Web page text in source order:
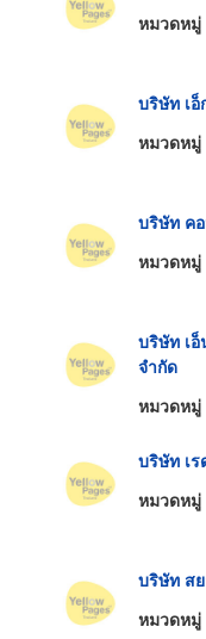
หมวดหมู่
บริษัท เ
หมวดหมู่
บริษัท ค
หมวดหมู่
บริษัท เ
จำกัด
หมวดหมู่
บริษัท เ
หมวดหมู่
บริษัท ส
หมวดหมู่